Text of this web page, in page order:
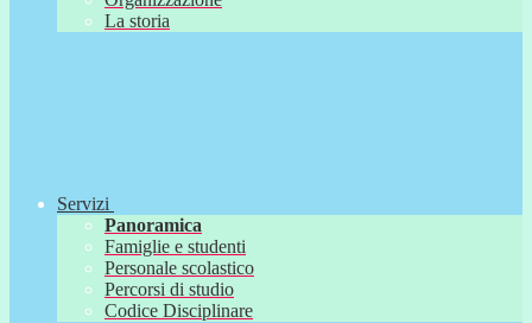
La storia
Servizi
Panoramica
Famiglie e studenti
Personale scolastico
Percorsi di studio
Codice Disciplinare